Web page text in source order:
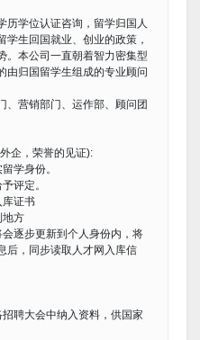
历学位认证咨询，留学归国人
学生回国就业、创业的政策，
。本公司一直朝着智力密集型
由归国留学生组成的专业顾问
、营销部门、运作部、顾问团
企，荣誉的见证):
学身份。
评定。
库证书
地方
逐步更新到个人身份内，将
后，同步读取人才网入库信
聘大会中纳入资料，供国家